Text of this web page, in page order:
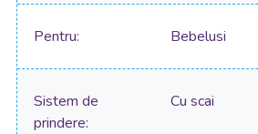
Pentru Bebelusi
Sistem de
prindere
Cu scai